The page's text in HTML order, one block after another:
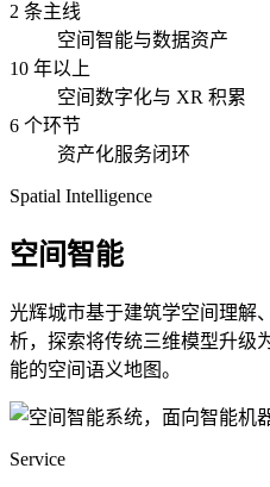
2 条主线
空间智能与数据资产
10 年以上
空间数字化与 XR 积累
6 个环节
资产化服务闭环
Spatial Intelligence
空间智能
光辉城市基于建筑学空间理解
析，探索将传统三维模型升级
能的空间语义地图。
Service